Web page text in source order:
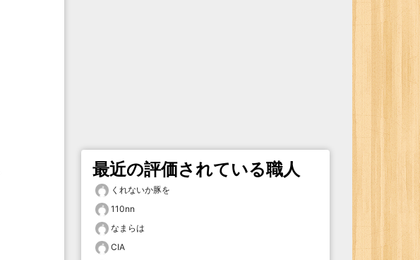
最近の評価されている職人
くれないか豚を
110nn
なまらは
CIA